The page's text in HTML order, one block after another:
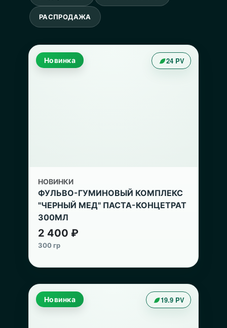
РАСПРОДАЖА
Новинка 24 PV
НОВИНКИ
ФУЛЬВО-ГУМИНОВЫЙ КОМПЛЕКС
"ЧЕРНЫЙ МЕД" ПАСТА-КОНЦЕТРАТ
300МЛ
2 400 ₽
300 гр
Новинка 19.9 PV